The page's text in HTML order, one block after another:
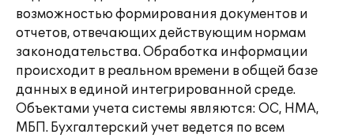
возможностью формирования документов и
отчетов, отвечающих действующим нормам
законодательства. Обработка информации
происходит в реальном времени в общей базе
данных в единой интегрированной среде.
Объектами учета системы являются: ОС, НМА,
МБП. Бухгалтерский учет ведется по всем